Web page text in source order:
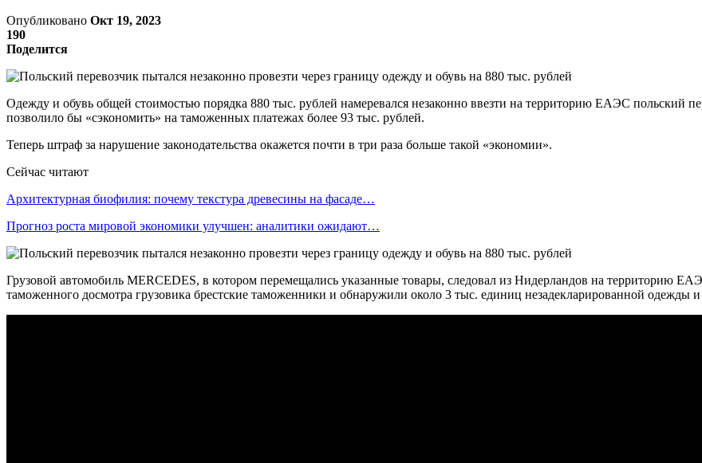
Опубликовано Окт 19, 2023
190
Поделится
Одежду и обувь общей стоимостью порядка 880 тыс. рублей намеревался незаконно ввезти на территорию ЕАЭС польский
позволило бы «сэкономить» на таможенных платежах более 93 тыс. рублей.
Теперь штраф за нарушение законодательства окажется почти в три раза больше такой «экономии».
Сейчас читают
Архитектурная биофилия: почему текстура древесины на фасаде…
Прогноз роста мировой экономики улучшен: аналитики ожидают…
Грузовой автомобиль MERCEDES, в котором перемещались указанные товары, следовал из Нидерландов на территорию
таможенного досмотра грузовика брестские таможенники и обнаружили около 3 тыс. единиц незадекларированной одежды и